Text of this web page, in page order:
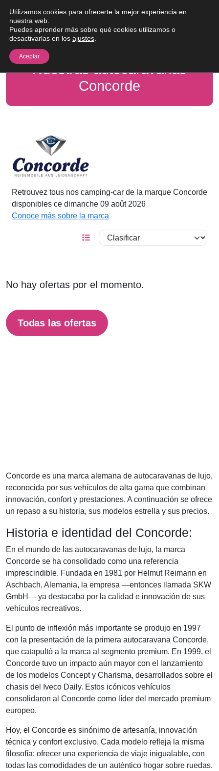
Nuestras autocaravanas
Concorde
Retrouvez tous nos camping-car de la marque Concorde
disponibles ce dimanche 09 août 2026
Conoce más sobre la marca
No hay ofertas por el momento.
Todas las ofertas
Concorde es una marca alemana de autocaravanas de lujo,
reconocida por sus vehículos de alta gama que combinan
innovación, confort y prestaciones. A continuación se ofrece
un repaso a su historia, sus modelos estrella y sus precios.
Historia e identidad del Concorde:
En el mundo de las autocaravanas de lujo, la marca
Concorde se ha consolidado como una referencia
imprescindible. Fundada en 1981 por Helmut Reimann en
Aschbach, Alemania, la empresa —entonces llamada SKW
GmbH— ya destacaba por la calidad e innovación de sus
vehículos recreativos.
El punto de inflexión más importante se produjo en 1997
con la presentación de la primera autocaravana Concorde,
que catapultó a la marca al segmento premium. En 1999, el
Concorde tuvo un impacto aún mayor con el lanzamiento
de los modelos Concept y Charisma, desarrollados sobre el
chasis del Iveco Daily. Estos icónicos vehículos
consolidaron al Concorde como líder del mercado premium
europeo.
Hoy, el Concorde es sinónimo de artesanía, innovación
técnica y confort exclusivo. Cada modelo refleja la misma
filosofía: ofrecer una experiencia de viaje inigualable, con
todas las comodidades de un auténtico hogar sobre ruedas.
Utilizamos cookies para ofrecerte la mejor experiencia en
nuestra web.
Puedes aprender más sobre qué cookies utilizamos o
desactivarlas en los ajustes
Aceptar